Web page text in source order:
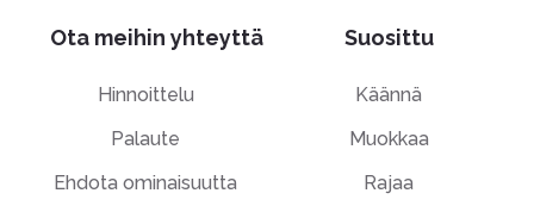
Ota meihin yhteyttä
Hinnoittelu
Palaute
Ehdota ominaisuutta
Suosittu
Käännä
Muokkaa
Rajaa